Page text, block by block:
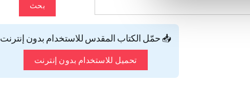
بحث
📥 حمّل الكتاب المقدس للاستخدام بدون إنترنت
تحميل للاستخدام بدون إنترنت